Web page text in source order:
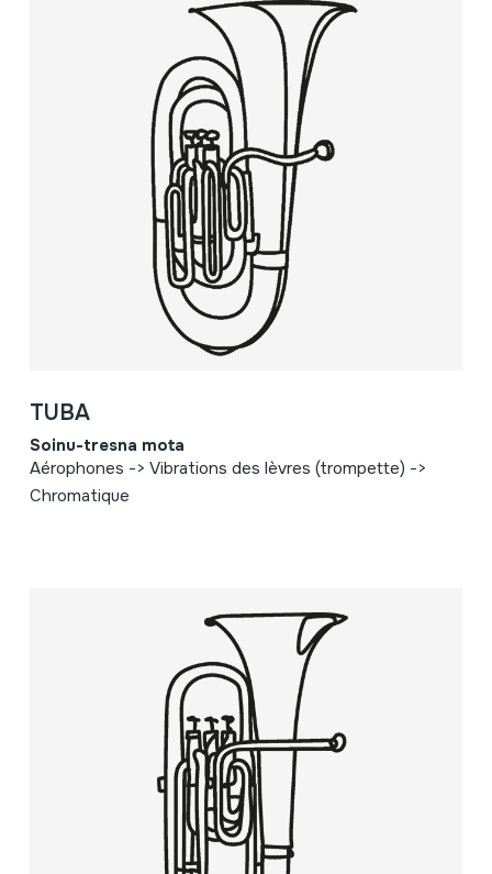
TUBA
Soinu-tresna mota
Aérophones -> Vibrations des lèvres (trompette) ->
Chromatique